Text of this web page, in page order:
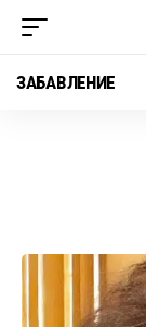
ЗАБАВЛЕНИЕ